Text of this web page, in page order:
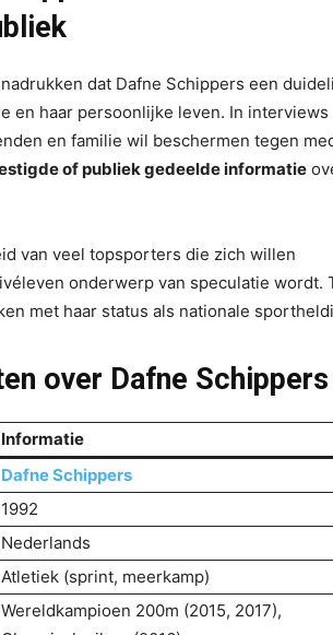
dat Dafne Schippers een
en haar persoonlijke leven. In interviews
en familie wil beschermen tegen
of publiek gedeelde informatie
van veel topsporters die zich willen
onderwerp van speculatie wordt.
met haar status als nationale
over Dafne Schippers
Informatie
Dafne Schippers
1992
Nederlands
Atletiek (sprint, meerkamp)
Wereldkampioen 200m (2015, 2017),